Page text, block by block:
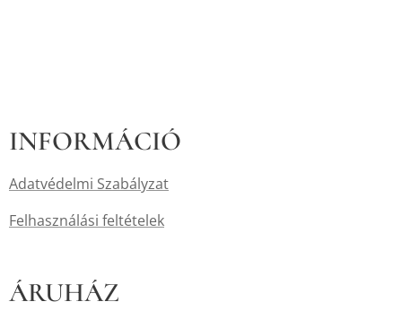
INFORMÁCIÓ
Adatvédelmi Szabályzat
Felhasználási feltételek
ÁRUHÁZ